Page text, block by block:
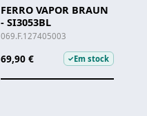
FERRO VAPOR BRAUN
- SI3053BL
069.F.127405003
69,90 € ✓Em stock